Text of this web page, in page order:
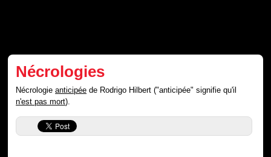
Nécrologies
Nécrologieanticipée de Rodrigo Hilbert ("anticipée" signifie qu'il
n'est pas mort).